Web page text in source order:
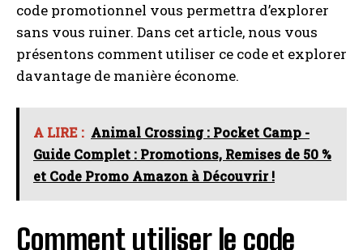
code promotionnel vous permettra d’explorer
sans vous ruiner. Dans cet article, nous vous
présentons comment utiliser ce code et explorer
davantage de manière économe.
A LIRE : Animal Crossing : Pocket Camp -
Guide Complet : Promotions, Remises de 50 %
et Code Promo Amazon à Découvrir !
Comment utiliser le code